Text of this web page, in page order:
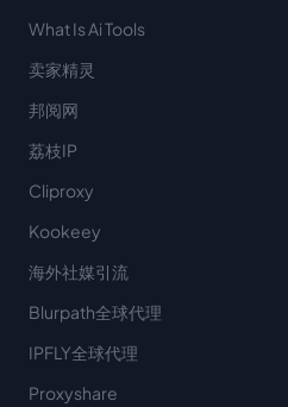
What Is Ai Tools
卖家精灵
邦阅网
荔枝IP
Cliproxy
Kookeey
海外社媒引流
Blurpath全球代理
IPFLY全球代理
Proxyshare